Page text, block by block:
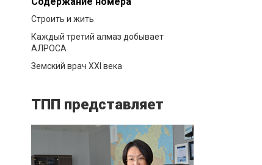
Строить и жить
Каждый третий алмаз добывает
АЛРОСА
Земский врач XXI века
ТПП представляет